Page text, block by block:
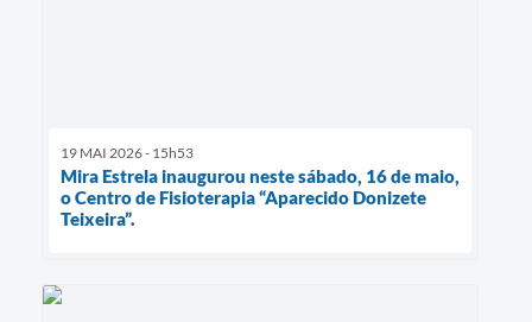
19 MAI 2026 - 15h53
Mira Estrela inaugurou neste sábado, 16 de maio,
o Centro de Fisioterapia “Aparecido Donizete
Teixeira”.